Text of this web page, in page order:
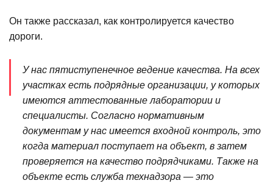
Он также рассказал, как контролируется качество
дороги.
У нас пятиступенечное ведение качества. На всех
участках есть подрядные организации, у которых
имеются аттестованные лаборатории и
специалисты. Согласно нормативным
документам у нас имеется входной контроль, это
когда материал поступает на объект, в затем
проверяется на качество подрядчиками. Также на
объекте есть служба технадзора — это